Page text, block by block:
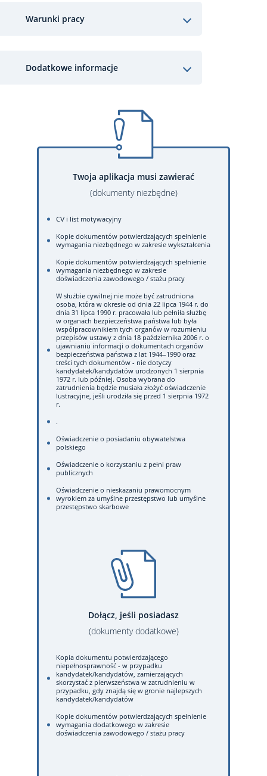
Warunki pracy
Dodatkowe informacje
Twoja aplikacja musi zawierać
(dokumenty niezbędne)
CV i list motywacyjny
Kopie dokumentów potwierdzających spełnienie
wymagania niezbędnego w zakresie wykształcenia
Kopie dokumentów potwierdzających spełnienie
wymagania niezbędnego w zakresie
doświadczenia zawodowego / stażu pracy
W służbie cywilnej nie może być zatrudniona
osoba, która w okresie od dnia 22 lipca 1944 r. do
dnia 31 lipca 1990 r. pracowała lub pełniła służbę
w organach bezpieczeństwa państwa lub była
współpracownikiem tych organów w rozumieniu
przepisów ustawy z dnia 18 października 2006 r. o
ujawnianiu informacji o dokumentach organów
bezpieczeństwa państwa z lat 1944–1990 oraz
treści tych dokumentów - nie dotyczy
kandydatek/kandydatów urodzonych 1 sierpnia
1972 r. lub później. Osoba wybrana do
zatrudnienia będzie musiała złożyć oświadczenie
lustracyjne, jeśli urodziła się przed 1 sierpnia 1972
r.
.
Oświadczenie o posiadaniu obywatelstwa
polskiego
Oświadczenie o korzystaniu z pełni praw
publicznych
Oświadczenie o nieskazaniu prawomocnym
wyrokiem za umyślne przestępstwo lub umyślne
przestępstwo skarbowe
Dołącz, jeśli posiadasz
(dokumenty dodatkowe)
Kopia dokumentu potwierdzającego
niepełnosprawność - w przypadku
kandydatek/kandydatów, zamierzających
skorzystać z pierwszeństwa w zatrudnieniu w
przypadku, gdy znajdą się w gronie najlepszych
kandydatek/kandydatów
Kopie dokumentów potwierdzających spełnienie
wymagania dodatkowego w zakresie
doświadczenia zawodowego / stażu pracy